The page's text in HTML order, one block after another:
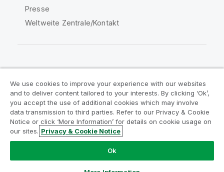
Presse
Weltweite Zentrale/Kontakt
Rechtliche Vereinbarungen
Produktbedingungen
Legal Policies
Legal Policies
Benutzungsbedingungen
Marken
Do Not Share My Info
Copyright © 1993-2026 QlikTech International AB. Alle
We use cookies to improve your experience with our websites
and to deliver content tailored to your interests. By clicking ‘Ok’,
you accept the use of additional cookies which may involve
data transmission to third parties. Refer to our Privacy & Cookie
Notice or click ‘More Information’ for details on cookie usage on
our sites. Privacy & Cookie Notice
Ok